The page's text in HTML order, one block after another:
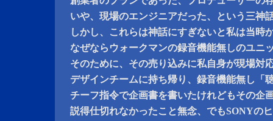
いや、現場のエンジニアだった、という三神
しかし、これらは神話にすぎないと私は当時
なぜならウォークマンの録音機能無しのユニ
そのために、その売り込みに私自身が現場対
デザインチームに持ち帰り、録音機能無し「
チーフ指令で企画書を書いたけれどもその企
説得仕切れなかったこと無念、でもSONYの